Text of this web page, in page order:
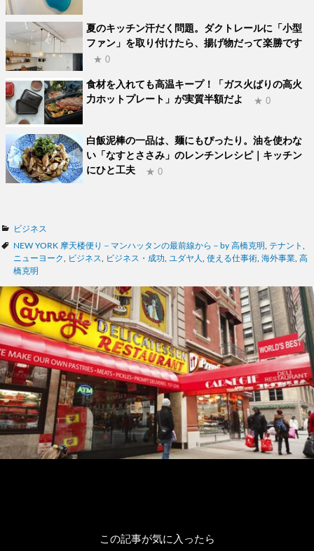
夏のキッチン汗だく問題。ダクトレールに「小型
ファン」を取り付けたら、揚げ物だって楽勝です
★ 0
食材を入れても高温キープ！「ガス火ばりの高火
力ホットプレート」が実質半額だよ
★ 0
白飯泥棒の一品は、麺にもぴったり。油を使わな
い「なすとささみ」のレンチンレシピ｜キッチン
にひと工夫
★ 0
カ
テ
ゴ
リ
ビジネス
タ
グ
NEW YORK 摩天楼便り－マンハッタンの最前線から－by 高橋克明 テナント
ニューヨーク
ビジネス ビジネス・成功 ユダヤ人 使える仕事術 海外事業 高
橋克明
この記事が気に入ったら